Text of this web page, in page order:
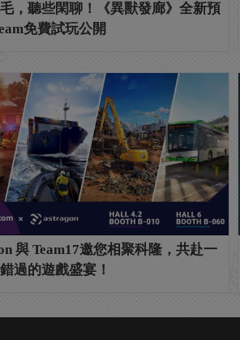
，聽些閑聊！《異獸發廊》全新預
免費試玩公開
與 Team17邀您相聚科隆，共赴一
過的遊戲盛宴！